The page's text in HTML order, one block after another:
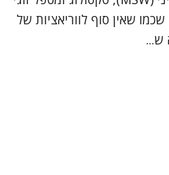
שאין סוף לווריאציות של
ש...